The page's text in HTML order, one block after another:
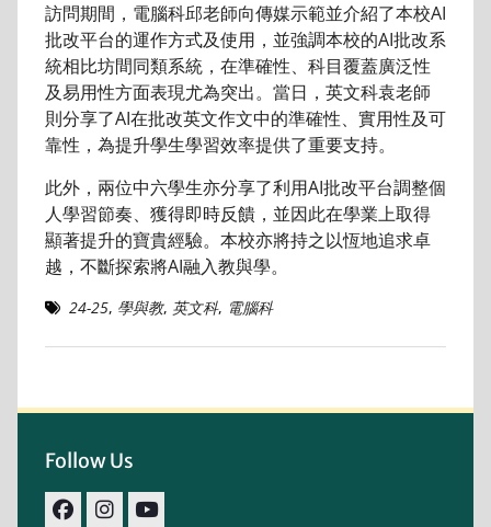
訪問期間，電腦科邱老師向傳媒示範並介紹了本校AI
批改平台的運作方式及使用，並強調本校的AI批改系
統相比坊間同類系統，在準確性、科目覆蓋廣泛性
及易用性方面表現尤為突出。當日，英文科袁老師
則分享了AI在批改英文作文中的準確性、實用性及可
靠性，為提升學生學習效率提供了重要支持。
此外，兩位中六學生亦分享了利用AI批改平台調整個
人學習節奏、獲得即時反饋，並因此在學業上取得
顯著提升的寶貴經驗。本校亦將持之以恆地追求卓
越，不斷探索將AI融入教與學。
24-25, 學與教, 英文科, 電腦科
Follow Us